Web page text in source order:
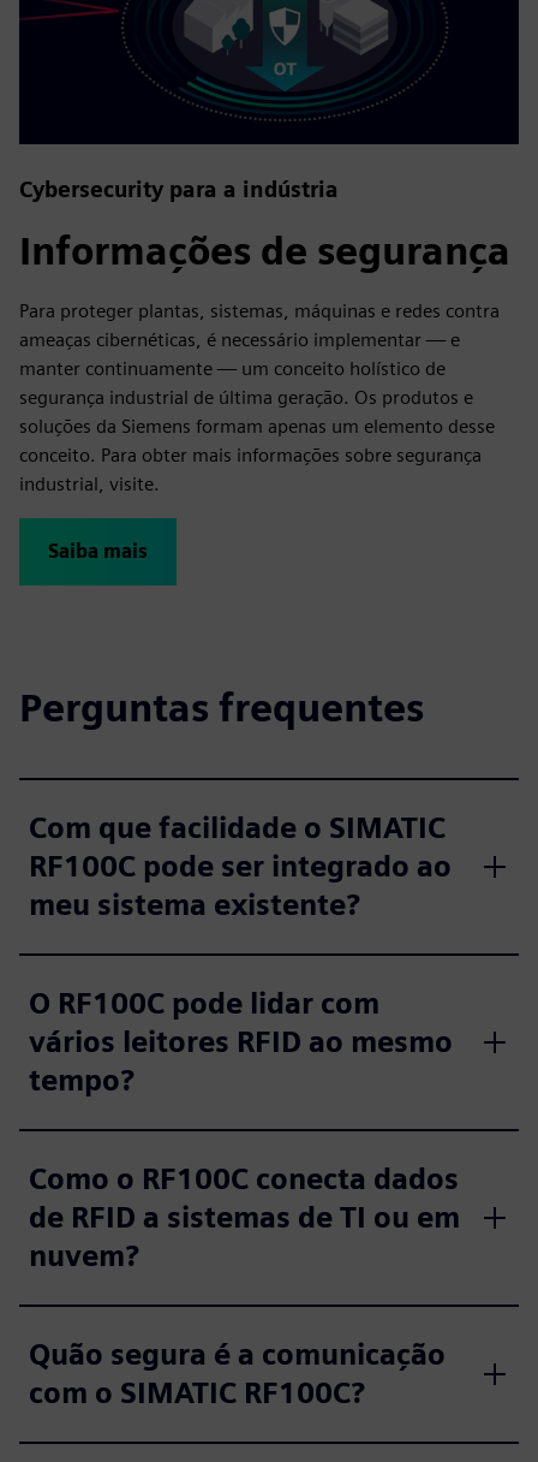
Cybersecurity para a indústria
Informações de segurança
Para proteger plantas, sistemas, máquinas e redes contra
ameaças cibernéticas, é necessário implementar — e
manter continuamente — um conceito holístico de
segurança industrial de última geração. Os produtos e
soluções da Siemens formam apenas um elemento desse
conceito. Para obter mais informações sobre segurança
industrial, visite.
Saiba mais
Perguntas frequentes
Com que facilidade o SIMATIC
RF100C pode ser integrado ao
meu sistema existente?
O RF100C pode lidar com
vários leitores RFID ao mesmo
tempo?
Como o RF100C conecta dados
de RFID a sistemas de TI ou em
nuvem?
Quão segura é a comunicação
com o SIMATIC RF100C?